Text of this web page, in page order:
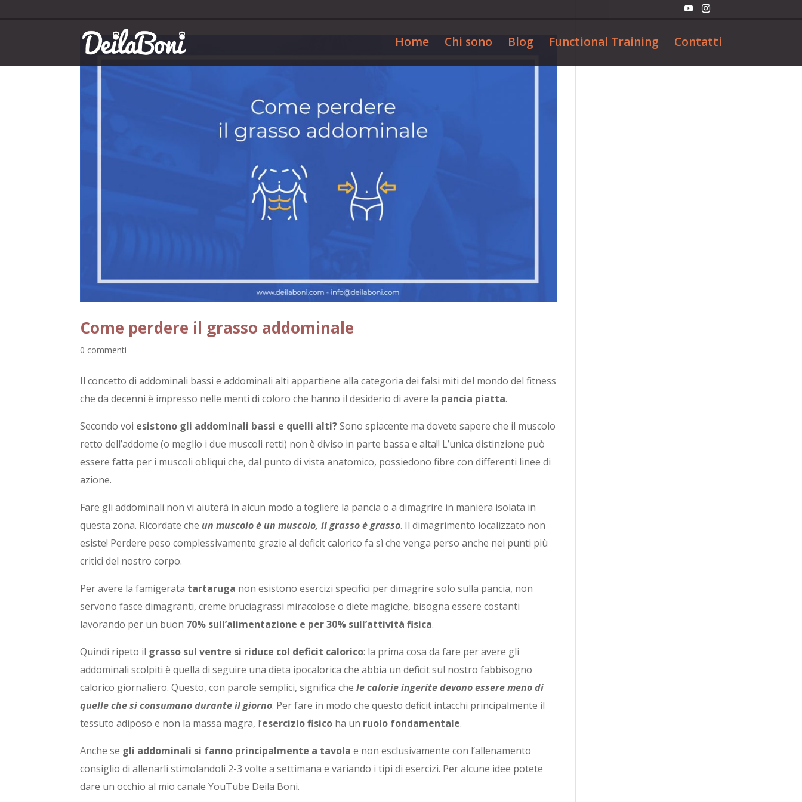
Home Chi sono Blog Functional Training Contatti
Come perdere il grasso addominale
0 commenti
Il concetto di addominali bassi e addominali alti appartiene alla categoria dei falsi miti del mondo del fitness
che da decenni è impresso nelle menti di coloro che hanno il desiderio di avere la pancia piatta.
Secondo voi esistono gli addominali bassi e quelli alti?Sono spiacente ma dovete sapere che il muscolo
retto dell’addome (o meglio i due muscoli retti) non è diviso in parte bassa e alta!! L’unica distinzione può
essere fatta per i muscoli obliqui che, dal punto di vista anatomico, possiedono fibre con differenti linee di
azione.
Fare gli addominali non vi aiuterà in alcun modo a togliere la pancia o a dimagrire in maniera isolata in
questa zona. Ricordate che un muscolo è un muscolo, il grasso è grasso. Il dimagrimento localizzato non
esiste! Perdere peso complessivamente grazie al deficit calorico fa sì che venga perso anche nei punti più
critici del nostro corpo.
Per avere la famigerata tartaruga non esistono esercizi specifici per dimagrire solo sulla pancia, non
servono fasce dimagranti, creme bruciagrassi miracolose o diete magiche, bisogna essere costanti
lavorando per un buon 70% sull’alimentazione e per 30% sull’attività fisica.
Quindi ripeto il grasso sul ventre si riduce col deficit calorico: la prima cosa da fare per avere gli
addominali scolpiti è quella di seguire una dieta ipocalorica che abbia un deficit sul nostro fabbisogno
calorico giornaliero. Questo, con parole semplici, significa chele calorie ingerite devono essere meno di
quelle che si consumano durante il giorno. Per fare in modo che questo deficit intacchi principalmente il
tessuto adiposo e non la massa magra, l’esercizio fisico ha un ruolo fondamentale.
Anche se gli addominali si fanno principalmente a tavola e non esclusivamente con l’allenamento
consiglio di allenarli stimolandoli 2-3 volte a settimana e variando i tipi di esercizi. Per alcune idee potete
dare un occhio al mio canale YouTube Deila Boni.